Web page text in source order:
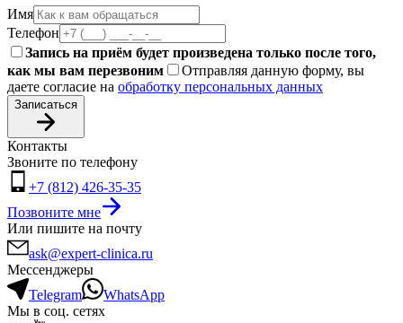
Имя
Телефон
Запись на приём будет произведена только после того,
как мы вам перезвоним
Отправляя данную форму, вы
даете согласие на обработку персональных данных
Записаться
Контакты
Звоните по телефону
+7 (812) 426-35-35
Позвоните мне
Или пишите на почту
ask@expert-clinica.ru
Мессенджеры
Telegram
WhatsApp
Мы в соц. сетях